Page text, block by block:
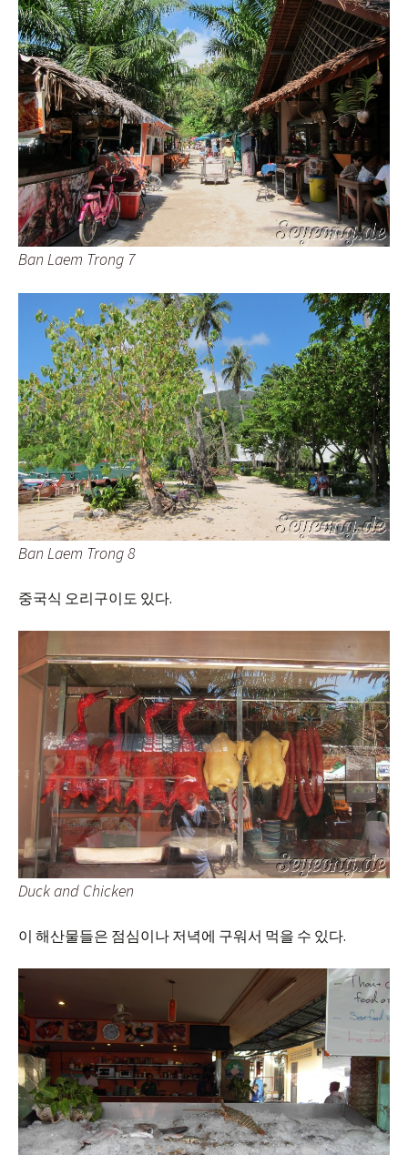
Ban Laem Trong 7
Ban Laem Trong 8
중국식 오리구이도 있다.
Duck and Chicken
이 해산물들은 점심이나 저녁에 구워서 먹을 수 있다.